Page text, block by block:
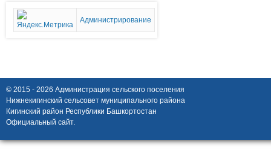
Администрирование
© 2015 - 2026 Администрация сельского поселения
Нижнекигинский сельсовет муниципального района
Кигинский район Республики Башкортостан
Официальный сайт.